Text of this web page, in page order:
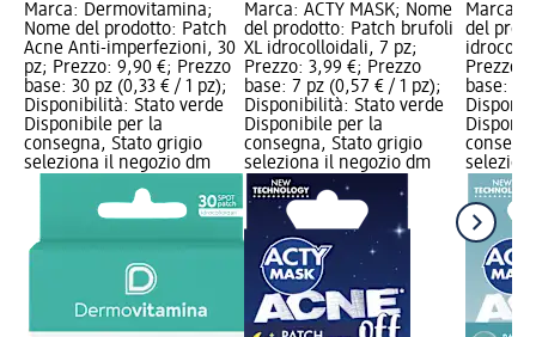
Marca: Dermovitamina;
Nome del prodotto: Patch
Acne Anti-imperfezioni, 30
pz; Prezzo: 9,90 €; Prezzo
base: 30 pz (0,33 € / 1 pz);
Disponibilità: Stato verde
Disponibile per la
consegna, Stato grigio
seleziona il negozio dm
Marca: ACTY MASK; Nome
del prodotto: Patch brufoli
XL idrocolloidali, 7 pz;
Prezzo: 3,99 €; Prezzo
base: 7 pz (0,57 € / 1 pz);
Disponibilità: Stato verde
Disponibile per la
consegna, Stato grigio
seleziona il negozio dm
Marca:
del
Prezzo:
base: 30